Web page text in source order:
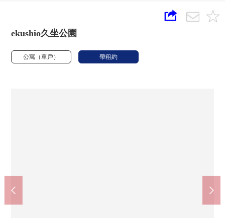
ekushio久坐公園
公寓（單戶） 帶租約